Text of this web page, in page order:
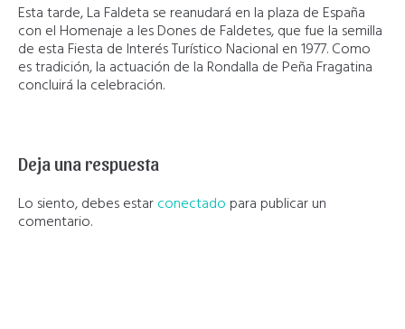
Esta tarde, La Faldeta se reanudará en la plaza de España
con el Homenaje a les Dones de Faldetes, que fue la semilla
de esta Fiesta de Interés Turístico Nacional en 1977. Como
es tradición, la actuación de la Rondalla de Peña Fragatina
concluirá la celebración.
Deja una respuesta
Lo siento, debes estarconectado para publicar un
comentario.